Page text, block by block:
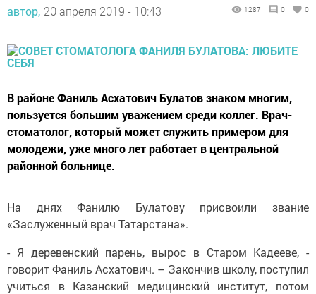
автор, 20 апреля 2019 - 10:43 1287 0 0
В районе Фаниль Асхатович Булатов знаком многим,
пользуется большим уважением среди коллег. Врач-
стоматолог, который может служить примером для
молодежи, уже много лет работает в центральной
районной больнице.
На днях Фанилю Булатову присвоили звание
«Заслуженный врач Татарстана».
- Я деревенский парень, вырос в Старом Кадееве, -
говорит Фаниль Асхатович. – Закончив школу, поступил
учиться в Казанский медицинский институт, потом